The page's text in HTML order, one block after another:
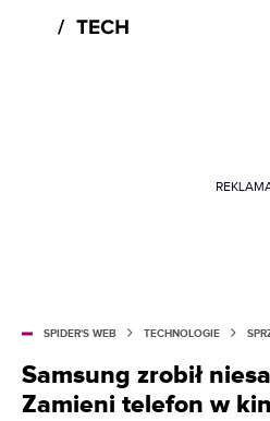
SPIDER'S WEB TECHNOLOGIE
Samsung zrobił
Zamieni telefon w